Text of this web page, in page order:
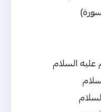
عليه السلام